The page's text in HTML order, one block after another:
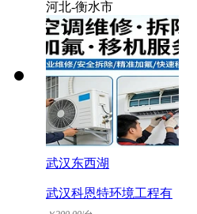
河北-衡水市
武汉东西湖
武汉科恩特环境工程有
限公司